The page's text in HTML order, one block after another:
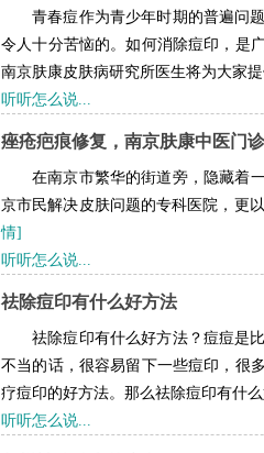
青春痘作为青少年时期的普遍问
令人十分苦恼的。如何消除痘印，是
南京肤康皮肤病研究所医生将为大家
听听怎么说...
痤疮疤痕修复，南京肤康中医门
在南京市繁华的街道旁，隐藏着
京市民解决皮肤问题的专科医院，更
情]
听听怎么说...
祛除痘印有什么好方法
祛除痘印有什么好方法？痘痘是
不当的话，很容易留下一些痘印，很
疗痘印的好方法。那么祛除痘印有什
听听怎么说...